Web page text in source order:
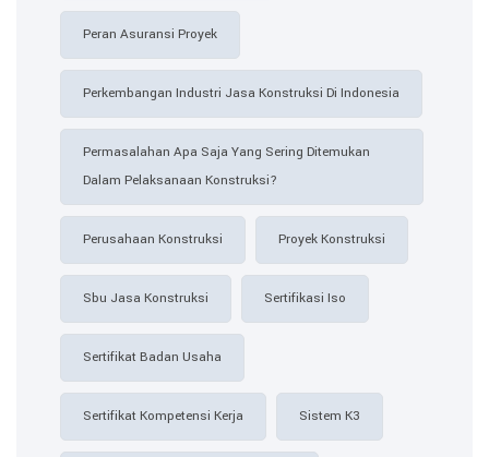
Peran Asuransi Proyek
Perkembangan Industri Jasa Konstruksi Di Indonesia
Permasalahan Apa Saja Yang Sering Ditemukan
Dalam Pelaksanaan Konstruksi?
Perusahaan Konstruksi Proyek Konstruksi
Sbu Jasa Konstruksi Sertifikasi Iso
Sertifikat Badan Usaha
Sertifikat Kompetensi Kerja Sistem K3